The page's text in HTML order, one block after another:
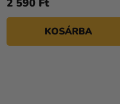
2 590 Ft
KOSÁRBA